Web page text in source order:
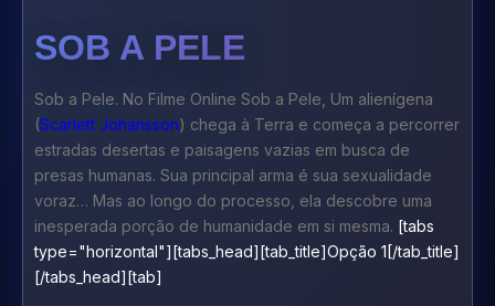
SOB A PELE
Sob a Pele. No Filme Online Sob a Pele , Um alienígena
(Scarlett Johansson) chega à Terra e começa a percorrer
estradas desertas e paisagens vazias em busca de
presas humanas. Sua principal arma é sua sexualidade
voraz… Mas ao longo do processo, ela descobre uma
inesperada porção de humanidade em si mesma. [tabs
type="horizontal"][tabs_head][tab_title]Opção 1[/tab_title]
[/tabs_head][tab]